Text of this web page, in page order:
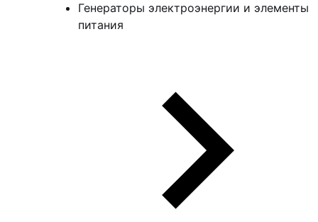
Генераторы электроэнергии и элементы
питания